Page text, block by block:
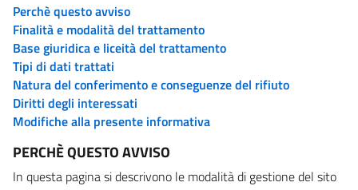
Perchè questo avviso
Finalità e modalità del trattamento
Base giuridica e liceità del trattamento
Tipi di dati trattati
Natura del conferimento e conseguenze del rifiuto
Diritti degli interessati
Modifiche alla presente informativa
PERCHÈ QUESTO AVVISO
In questa pagina si descrivono le modalità di gestione del sito